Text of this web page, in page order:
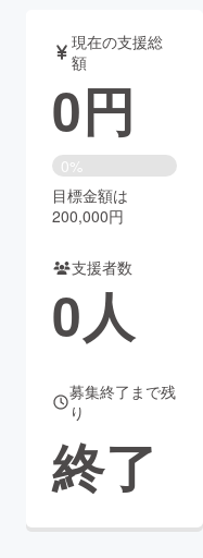
音楽
ゲーム・サ
書籍・雑誌
チャレンジ
Creation
現在の支援総
額
0円
0%
目標金額は
200,000円
支援者数
0人
募集終了まで残
り
終了